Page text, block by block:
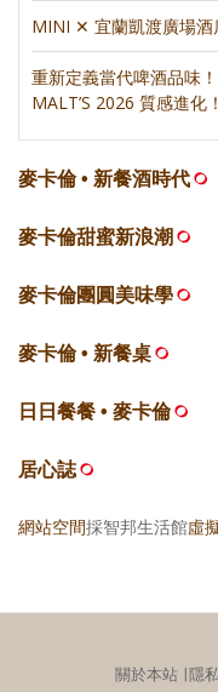
MINI ✕ 宜蘭凱渡廣場酒
重新定義當代啤酒品味
MALT’S 2026 質感進化！
麥卡倫 • 新餐酒時代
麥卡倫甜蜜新浪潮
麥卡倫團圓美味學
麥卡倫 • 新餐桌
日日餐餐 • 麥卡倫
居心誌
網站空間採智邦生活館虛
關於本站 ∣隱